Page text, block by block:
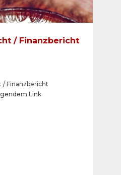
/ Finanzbericht
/ Finanzbericht
Link